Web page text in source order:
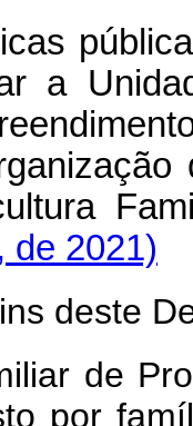
a
de 2021)
deste
de
por